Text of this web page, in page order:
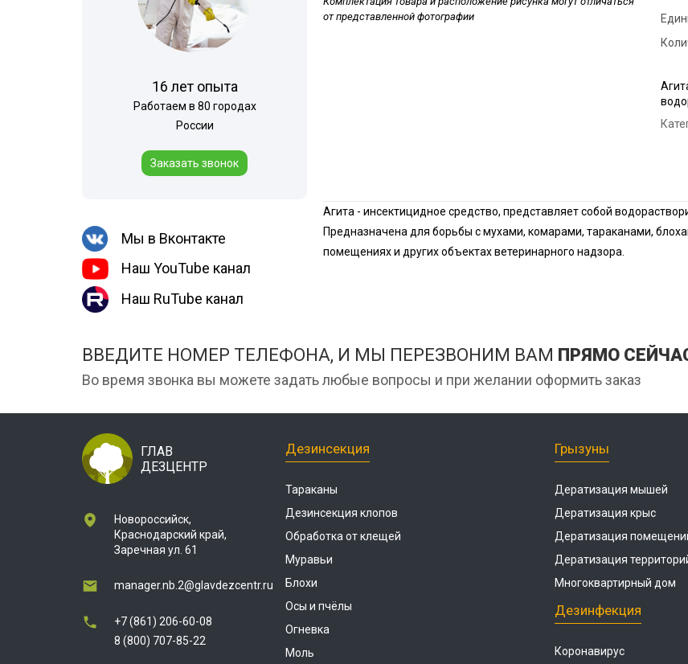
Шершни
Медведка
Дезинсекция территорий
Чешуйницы
Горячий туман
16 лет опыта
Работаем в 80 городах
России
Заказать звонок
Мы в Вконтакте
Наш YouTube канал
Наш RuTube канал
от представленной фотографии
Агита - инсектицидное средство, представляет собой
Предназначена для борьбы с мухами, комарами, тараканами,
помещениях и других объектах ветеринарного надзора.
ВВЕДИТЕ НОМЕР ТЕЛЕФОНА, И МЫ ПЕРЕЗВОНИМ ВАМ ПРЯМО
Во время звонка вы можете задать любые вопросы и при желании оформить заказ
ГЛАВ
ДЕЗЦЕНТР
Новороссийск,
Краснодарский край,
Заречная ул. 61
manager.nb.2@glavdezcentr.ru
+7 (861) 206-60-08
8 (800) 707-85-22
Дезинсекция
Тараканы
Дезинсекция клопов
Обработка от клещей
Муравьи
Блохи
Осы и пчёлы
Огневка
Моль
Грызуны
Дератизация мышей
Дератизация крыс
Дератизация
Дератизация
Многоквартирный дом
Дезинфекция
Коронавирус